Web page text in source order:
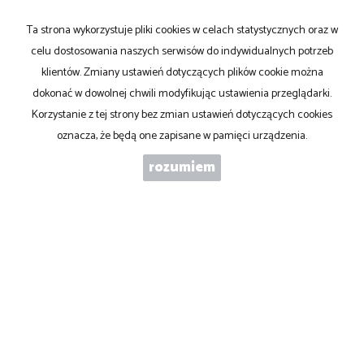
KOD ZABEZPIECZAJĄCY
WIADOMOŚĆ
Ta strona wykorzystuje pliki cookies w celach statystycznych oraz w
celu dostosowania naszych serwisów do indywidualnych potrzeb
klientów. Zmiany ustawień dotyczących plików cookie można
dokonać w dowolnej chwili modyfikując ustawienia przeglądarki.
Korzystanie z tej strony bez zmian ustawień dotyczących cookies
oznacza, że będą one zapisane w pamięci urządzenia.
rozumiem